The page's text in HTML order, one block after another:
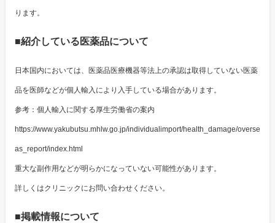
ります。
■紹介している医薬品について
日本国内においては、医薬品医療機器等法上の承認は取得していない医薬
品を医師などが個人輸入により入手している場合があります。
参考：個人輸入に関する厚生労働省の案内
https://www.yakubutsu.mhlw.go.jp/individualimport/health_damage/overse
as_report/index.html
重大な副作用などが明らかになっていない可能性があります。
詳しくはクリニックにお問い合わせください。
■掲載情報について